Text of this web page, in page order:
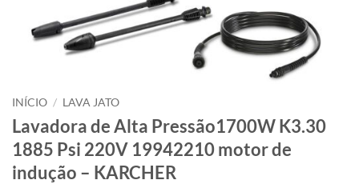
INÍCIO / LAVA JATO
Lavadora de Alta Pressão1700W K3.30
1885 Psi 220V 19942210 motor de
indução – KARCHER